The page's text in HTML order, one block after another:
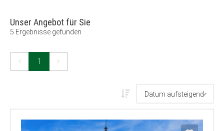
Unser Angebot für Sie
5 Ergebnisse gefunden
1